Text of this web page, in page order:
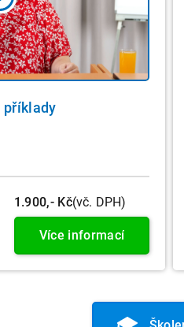
příklady
1.900,- Kč(vč. DPH)
Více informací